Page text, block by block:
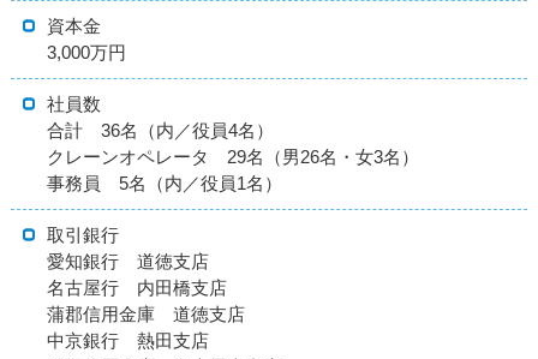
資本金
3,000万円
社員数
合計 36名（内／役員4名）
クレーンオペレータ 29名（男26名・女3名）
事務員 5名（内／役員1名）
取引銀行
愛知銀行 道徳支店
名古屋行 内田橋支店
蒲郡信用金庫 道徳支店
中京銀行 熱田支店